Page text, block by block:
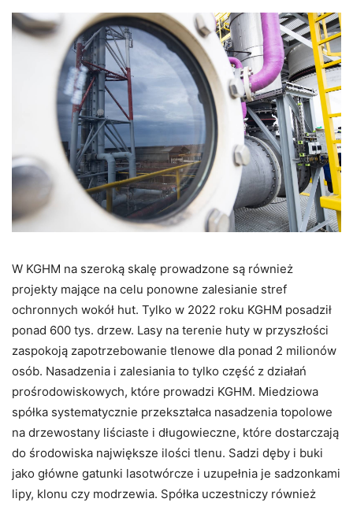
W KGHM na szeroką skalę prowadzone są również
projekty mające na celu ponowne zalesianie stref
ochronnych wokół hut. Tylko w 2022 roku KGHM posadził
ponad 600 tys. drzew. Lasy na terenie huty w przyszłości
zaspokoją zapotrzebowanie tlenowe dla ponad 2 milionów
osób. Nasadzenia i zalesiania to tylko część z działań
prośrodowiskowych, które prowadzi KGHM. Miedziowa
spółka systematycznie przekształca nasadzenia topolowe
na drzewostany liściaste i długowieczne, które dostarczają
do środowiska największe ilości tlenu. Sadzi dęby i buki
jako główne gatunki lasotwórcze i uzupełnia je sadzonkami
lipy, klonu czy modrzewia. Spółka uczestniczy również